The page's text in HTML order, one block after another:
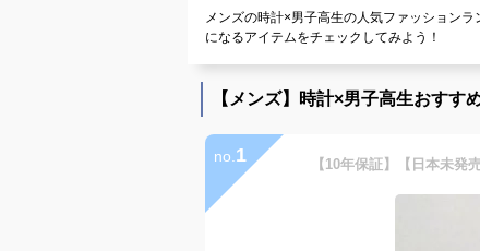
メンズの時計×男子高生の人気ファッション
になるアイテムをチェックしてみよう！
【メンズ】時計×男子高生おすす
no. 1